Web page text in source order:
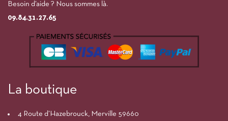
Besoin d’aide ? Nous sommes là.
09.84.31.27.65
La boutique
4 Route d’Hazebrouck, Merville 59660